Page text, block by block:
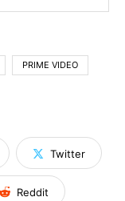
PRIME VIDEO
Twitter
Reddit